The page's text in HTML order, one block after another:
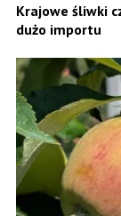
Krajowe śliwki
dużo importu